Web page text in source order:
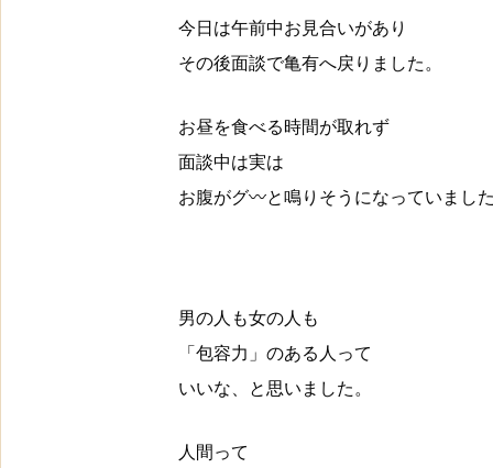
今日は午前中お見合いがあり
その後面談で亀有へ戻りました。
お昼を食べる時間が取れず
面談中は実は
お腹がグ〰と鳴りそうになっていまし
男の人も女の人も
「包容力」のある人って
いいな、と思いました。
人間って